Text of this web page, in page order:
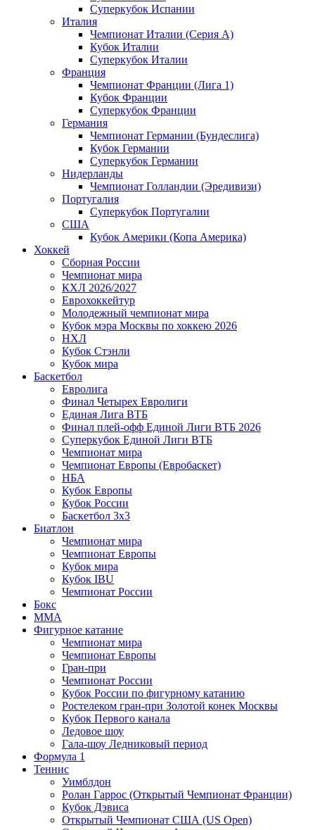
Суперкубок Испании
Италия
Чемпионат Италии (Серия А)
Кубок Италии
Суперкубок Италии
Франция
Чемпионат Франции (Лига 1)
Кубок Франции
Суперкубок Франции
Германия
Чемпионат Германии (Бундеслига)
Кубок Германии
Суперкубок Германии
Нидерланды
Чемпионат Голландии (Эредивизи)
Португалия
Суперкубок Португалии
США
Кубок Америки (Копа Америка)
Хоккей
Сборная России
Чемпионат мира
КХЛ 2026/2027
Еврохоккейтур
Молодежный чемпионат мира
Кубок мэра Москвы по хоккею 2026
НХЛ
Кубок Стэнли
Кубок мира
Баскетбол
Евролига
Финал Четырех Евролиги
Единая Лига ВТБ
Финал плей-офф Единой Лиги ВТБ 2026
Суперкубок Единой Лиги ВТБ
Чемпионат мира
Чемпионат Европы (Евробаскет)
НБА
Кубок Европы
Кубок России
Баскетбол 3х3
Биатлон
Чемпионат мира
Чемпионат Европы
Кубок мира
Кубок IBU
Чемпионат России
Бокс
MMA
Фигурное катание
Чемпионат мира
Чемпионат Европы
Гран-при
Чемпионат России
Кубок России по фигурному катанию
Ростелеком гран-при Золотой конек Москвы
Кубок Первого канала
Ледовое шоу
Гала-шоу Ледниковый период
Формула 1
Теннис
Уимблдон
Ролан Гаррос (Открытый Чемпионат Франции)
Кубок Дэвиса
Открытый Чемпионат США (US Open)